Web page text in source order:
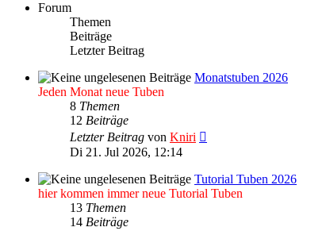
Forum
Themen
Beiträge
Letzter Beitrag
Monatstuben 2026
Jeden Monat neue Tuben
8 Themen
12 Beiträge
Letzter Beitrag von Kniri
Di 21. Jul 2026, 12:14
Tutorial Tuben 2026
hier kommen immer neue Tutorial Tuben
13 Themen
14 Beiträge